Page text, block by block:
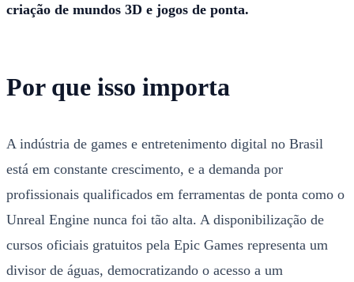
criação de mundos 3D e jogos de ponta.
Por que isso importa
A indústria de games e entretenimento digital no Brasil
está em constante crescimento, e a demanda por
profissionais qualificados em ferramentas de ponta como o
Unreal Engine nunca foi tão alta. A disponibilização de
cursos oficiais gratuitos pela Epic Games representa um
divisor de águas, democratizando o acesso a um